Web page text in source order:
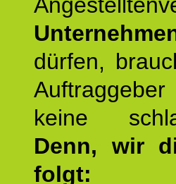
dürfen,
keine
Denn, wir
folgt: